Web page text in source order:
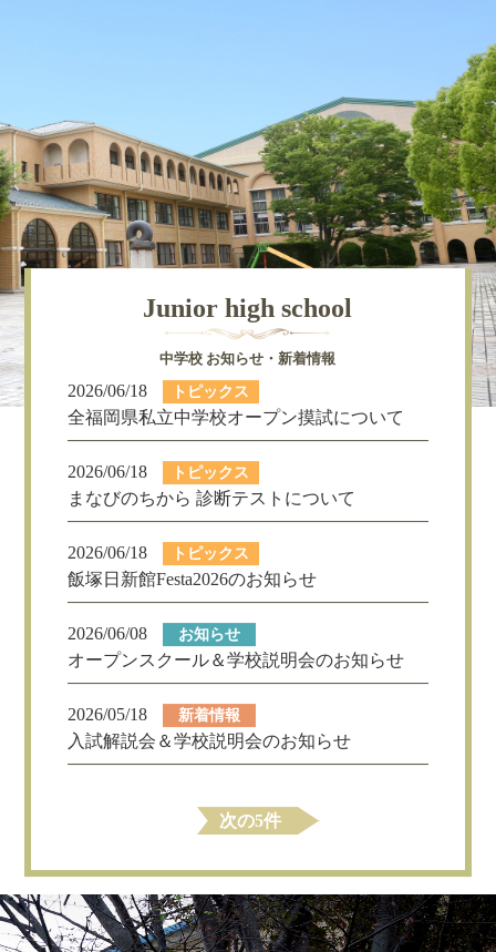
Junior high school
中学校 お知らせ・新着情報
2026/06/18 トピックス
全福岡県私立中学校オープン摸試について
2026/06/18 トピックス
まなびのちから 診断テストについて
2026/06/18 トピックス
飯塚日新館Festa2026のお知らせ
2026/06/08 お知らせ
オープンスクール＆学校説明会のお知らせ
2026/05/18 新着情報
入試解説会＆学校説明会のお知らせ
次の5件